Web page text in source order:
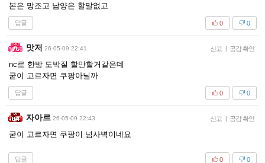
본은 망조고 남양은 할말없고
답글 0
0
맛저 26-05-09 22:41 신고 | 공감 확인
nc로 한방 도박질 할만할거같은데
굳이 고르자면 쿠팡아닐까
답글 0
0
자아르 26-05-09 22:43 신고 | 공감 확인
굳이 고르자면 쿠팡이 넘사벽이네요
답글 0
0